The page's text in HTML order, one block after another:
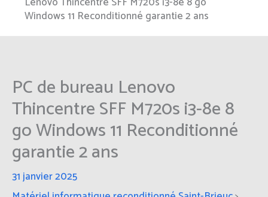
Windows 11 Reconditionné garantie 2 ans
PC de bureau Lenovo
Thincentre SFF M720s i3-8e 8
go Windows 11 Reconditionné
garantie 2 ans
31 janvier 2025